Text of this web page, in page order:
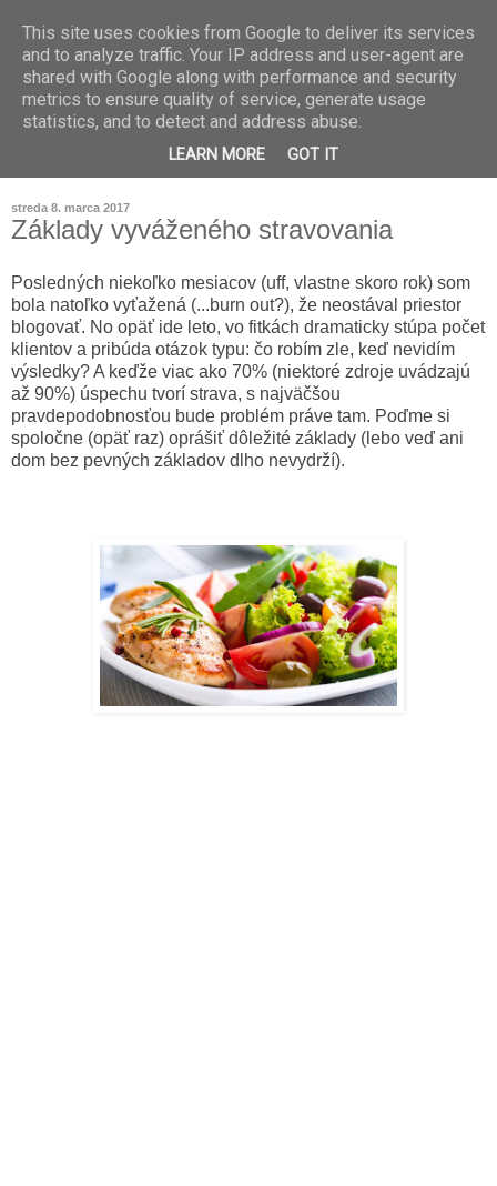
streda 8. marca 2017
Základy vyváženého stravovania
Posledných niekoľko mesiacov (uff, vlastne skoro rok) som
bola natoľko vyťažená (...burn out?), že neostával priestor
blogovať. No opäť ide leto, vo fitkách dramaticky stúpa počet
klientov a pribúda otázok typu: čo robím zle, keď nevidím
výsledky? A keďže viac ako 70% (niektoré zdroje uvádzajú
až 90%) úspechu tvorí strava, s najväčšou
pravdepodobnosťou bude problém práve tam. Poďme si
spoločne (opäť raz) oprášiť dôležité základy (lebo veď ani
dom bez pevných základov dlho nevydrží).
This site uses cookies from Google to deliver its services
and to analyze traffic. Your IP address and user-agent are
shared with Google along with performance and security
metrics to ensure quality of service, generate usage
statistics, and to detect and address abuse.
LEARN MORE GOT IT